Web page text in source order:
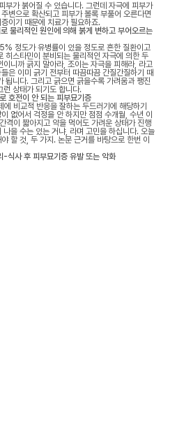
부가 붉어질 수 있습니다. 그런데 자극에 피부가
변으로 확산되고 피부가 볼록 부풀어 오른다면
이기 때문에 치료가 필요하죠.
물리적인 원인에 의해 붉게 변하고 부어오르는
정도가 유병률이 있을 정도로 흔한 질환이고
히스타민이 분비되는 물리적인 자극에 의한 두
니까 긁지 말아라, 조이는 자극을 피해라, 라고
은 이미 긁기 전부터 따끔따끔 간질간질하기 때
됩니다. 그리고 긁으면 긁을수록 가려움과 팽진
런 상태가 되기도 합니다.
호전이 안 되는 피부묘기증
비교적 반응을 잘하는 두드러기에 해당하기
없어서 걱정을 안 하지만 점점 수개월, 수년 이
격이 짧아지고 약을 먹어도 가려운 상태가 진행
을 수는 있는 거냐, 라며 고민을 하십니다. 오늘
할 것, 두 가지. 논문 근거를 바탕으로 한번 이
-식사 후 피부묘기증 유발 또는 악화